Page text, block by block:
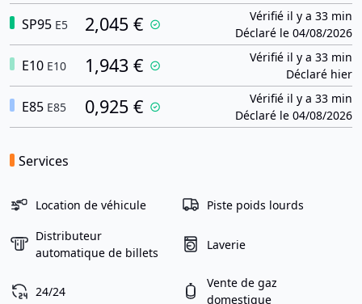
SP95 E5 2,045 €
Vérifié il y a 33 min
Déclaré le 04/08/2026
E10 E10 1,943 €
Vérifié il y a 33 min
Déclaré hier
E85 E85 0,925 €
Vérifié il y a 33 min
Déclaré le 04/08/2026
Services
Location de véhicule Piste poids lourds
Distributeur
automatique de billets
Laverie
24/24
Vente de gaz
domestique